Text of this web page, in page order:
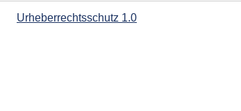
Urheberrechtsschutz 1.0